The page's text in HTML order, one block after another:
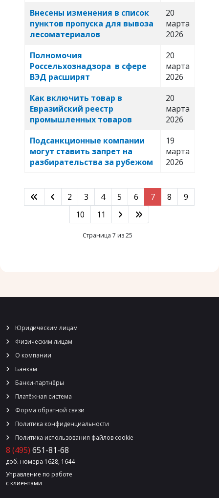
Внесены изменения в список
пунктов пропуска для вывоза
лесоматериалов
20
марта
2026
Полномочия
Россельхознадзора в сфере
ВЭД расширят
20
марта
2026
Как включить товар в
Евразийский реестр
промышленных товаров
20
марта
2026
Подсанкционные компании
могут ставить запрет на
разбирательства за рубежом
19
марта
2026
Страница 7 из 25
2 3 4 5 6 7 8
9
10
11
Юридическим лицам
Физическим лицам
О компании
Банкам
Банки-партнёры
Платёжная система
Форма обратной связи
Политика конфиденциальности
Политика использования файлов cookie
8 (495) 651-81-68
доб. номера 1628, 1644
Управление по работе
с клиентами